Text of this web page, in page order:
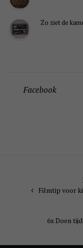
Zo ziet de
Facebook
navigatie
Filmtip voor
6x Doen